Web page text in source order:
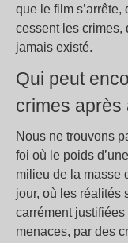
que le film
cessent les crimes,
jamais existé.
Qui peut
crimes après
Nous ne trouvons
foi où le poids
milieu de la masse
jour, où les réalités
carrément
menaces, par des